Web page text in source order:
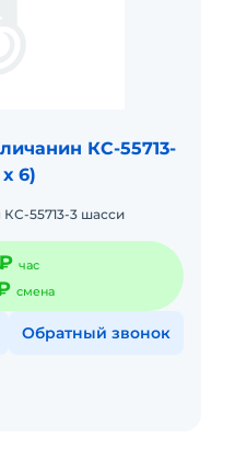
КС-55713-
6)
55713-3 шасси
час
смена
Обратный звонок